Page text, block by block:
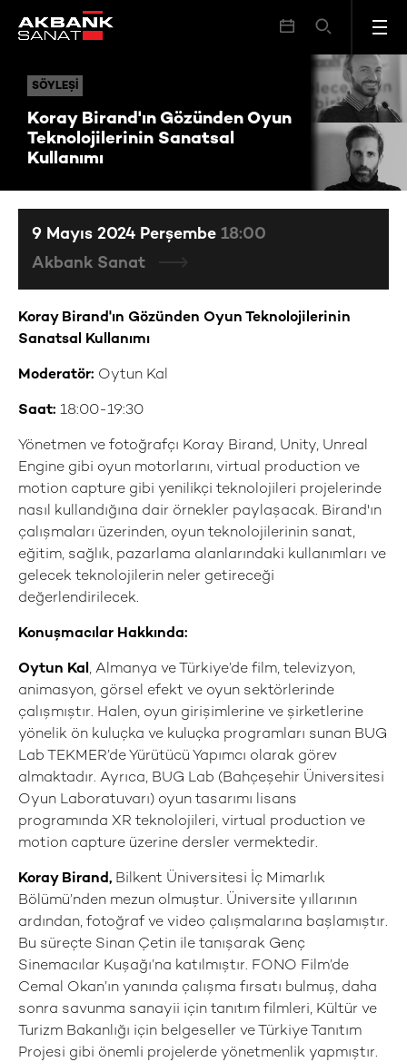
SÖYLEŞI
Koray Birand'ın Gözünden Oyun
Teknolojilerinin Sanatsal
Kullanımı
SÖYLEŞI Koray Birand'ın Gözünden Oyun Teknolojilerinin Sanatsal Kullanımı
Koray Birand'ın Gözünden Oyun Teknolojilerinin
Sanatsal Kullanımı
Moderatör: Oytun Kal
Saat: 18:00-19:30
Yönetmen ve fotoğrafçı Koray Birand, Unity, Unreal
Engine gibi oyun motorlarını, virtual production ve
motion capture gibi yenilikçi teknolojileri projelerinde
nasıl kullandığına dair örnekler paylaşacak. Birand'ın
çalışmaları üzerinden, oyun teknolojilerinin sanat,
eğitim, sağlık, pazarlama alanlarındaki kullanımları ve
gelecek teknolojilerin neler getireceği
değerlendirilecek.
Konuşmacılar Hakkında:
Oytun Kal, Almanya ve Türkiye’de film, televizyon,
animasyon, görsel efekt ve oyun sektörlerinde
çalışmıştır. Halen, oyun girişimlerine ve şirketlerine
yönelik ön kuluçka ve kuluçka programları sunan BUG
Lab TEKMER’de Yürütücü Yapımcı olarak görev
almaktadır. Ayrıca, BUG Lab (Bahçeşehir Üniversitesi
Oyun Laboratuvarı) oyun tasarımı lisans
programında XR teknolojileri, virtual production ve
motion capture üzerine dersler vermektedir.
Koray Birand, Bilkent Üniversitesi İç Mimarlık
Bölümü’nden mezun olmuştur. Üniversite yıllarının
ardından, fotoğraf ve video çalışmalarına başlamıştır.
Bu süreçte Sinan Çetin ile tanışarak Genç
Sinemacılar Kuşağı’na katılmıştır. FONO Film’de
Cemal Okan’ın yanında çalışma fırsatı bulmuş, daha
sonra savunma sanayii için tanıtım filmleri, Kültür ve
Turizm Bakanlığı için belgeseller ve Türkiye Tanıtım
Projesi gibi önemli projelerde yönetmenlik yapmıştır.
9 Mayıs 2024 Perşembe 18:00
Akbank Sanat